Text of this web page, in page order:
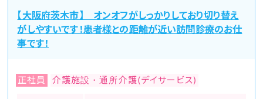
【大阪府茨木市】 オンオフがしっかりしており切り替え
がしやすいです！患者様との距離が近い訪問診療のお仕
事です！
正社員 介護施設・通所介護(デイサービス)